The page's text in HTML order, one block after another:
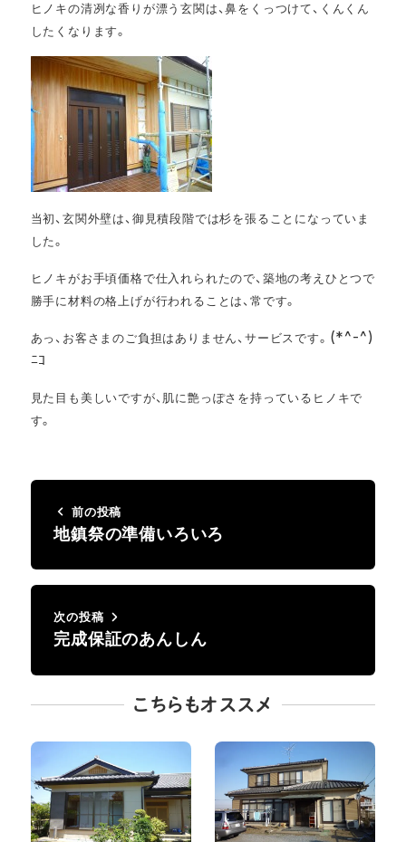
ヒノキの清冽な香りが漂う玄関は、鼻をくっつけて、くんくん
したくなります。
当初、玄関外壁は、御見積段階では杉を張ることになっていま
した。
ヒノキがお手頃価格で仕入れられたので、築地の考えひとつで
勝手に材料の格上げが行われることは、常です。
あっ、お客さまのご負担はありません、サービスです。 (*^-^)
ﾆｺ
見た目も美しいですが、肌に艶っぽさを持っているヒノキで
す。
前の投稿
地鎮祭の準備いろいろ
次の投稿
完成保証のあんしん
こちらもオススメ